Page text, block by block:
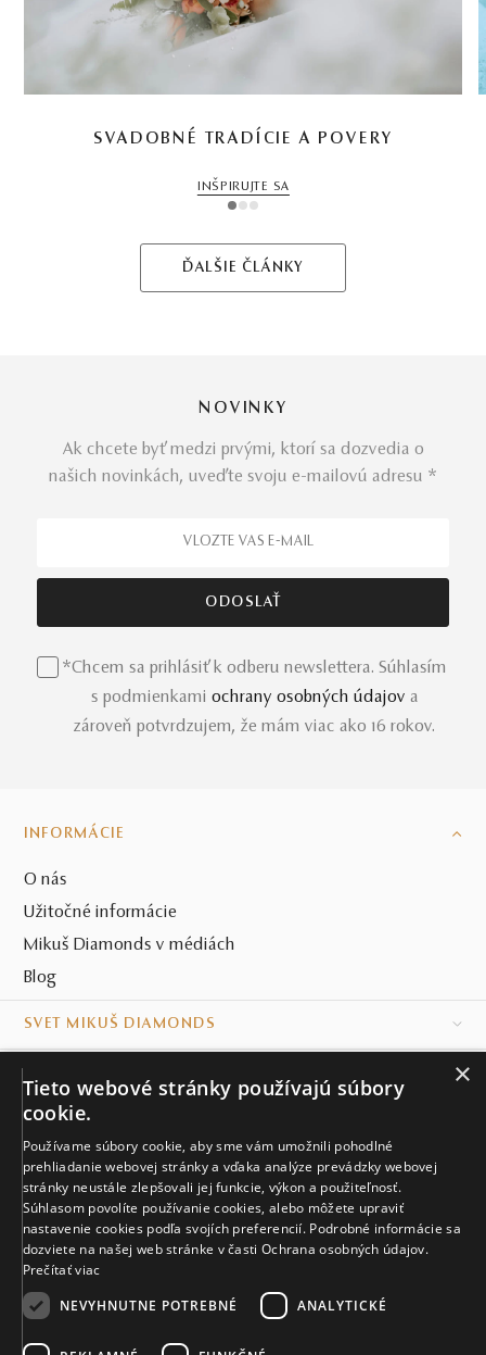
SVADOBNÉ TRADÍCIE A POVERY
INŠPIRUJTE SA
1 2 3
ĎALŠIE ČLÁNKY
NOVINKY
Ak chcete byť medzi prvými, ktorí sa dozvedia o
našich novinkách, uveďte svoju e-mailovú adresu *
*Chcem sa prihlásiť k odberu newslettera. Súhlasím
s podmienkami ochrany osobných údajov a
zároveň potvrdzujem, že mám viac ako 16 rokov.
INFORMÁCIE
O nás
Užitočné informácie
Mikuš Diamonds v médiách
Blog
SVET MIKUŠ DIAMONDS
KONTAKT
Naše klenotníctva
Sídlo spoločnosti
×
Tieto webové stránky používajú súbory
cookie.
Používame súbory cookie, aby sme vám umožnili pohodlné
prehliadanie webovej stránky a vďaka analýze prevádzky webovej
stránky neustále zlepšovali jej funkcie, výkon a použiteľnosť.
Súhlasom povolíte používanie cookies, alebo môžete upraviť
nastavenie cookies podľa svojích preferencií. Podrobné informácie sa
dozviete na našej web stránke v časti Ochrana osobných údajov.
Prečítať viac
NEVYHNUTNE POTREBNÉ
ANALYTICKÉ